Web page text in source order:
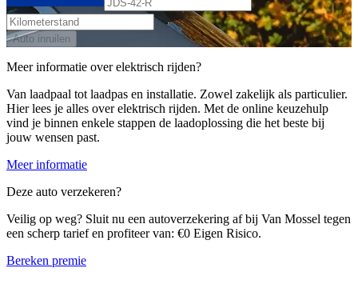
Auto inruilen
Meer informatie over elektrisch rijden?
Van laadpaal tot laadpas en installatie. Zowel zakelijk als particulier.
Hier lees je alles over elektrisch rijden. Met de online keuzehulp
vind je binnen enkele stappen de laadoplossing die het beste bij
jouw wensen past.
Meer informatie
Deze auto verzekeren?
Veilig op weg? Sluit nu een autoverzekering af bij Van Mossel tegen
een scherp tarief en profiteer van: €0 Eigen Risico.
Bereken premie